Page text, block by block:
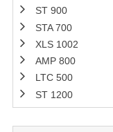
ST 900
STA 700
XLS 1002
AMP 800
LTC 500
ST 1200